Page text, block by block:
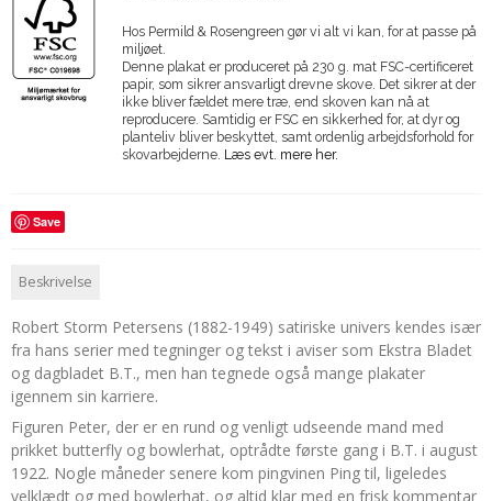
Hos Permild & Rosengreen gør vi alt vi kan, for at passe på
miljøet.
Denne plakat er produceret på 230 g. mat FSC-certificeret
papir, som sikrer ansvarligt drevne skove. Det sikrer at der
ikke bliver fældet mere træ, end skoven kan nå at
reproducere. Samtidig er FSC en sikkerhed for, at dyr og
planteliv bliver beskyttet, samt ordenlig arbejdsforhold for
skovarbejderne. Læs evt. mere her.
Save
Beskrivelse
Robert Storm Petersens (1882-1949) satiriske univers kendes især
fra hans serier med tegninger og tekst i aviser som Ekstra Bladet
og dagbladet B.T., men han tegnede også mange plakater
igennem sin karriere.
Figuren Peter, der er en rund og venligt udseende mand med
prikket butterfly og bowlerhat, optrådte første gang i B.T. i august
1922. Nogle måneder senere kom pingvinen Ping til, ligeledes
velklædt og med bowlerhat, og altid klar med en frisk kommentar